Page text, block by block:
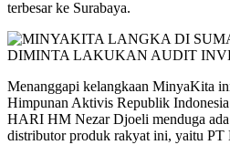
terbesar ke Surabaya.
Menanggapi kelangkaan MinyaKita
Himpunan Aktivis Republik
HARI HM Nezar Djoeli menduga ada
distributor produk rakyat ini, yaitu PT